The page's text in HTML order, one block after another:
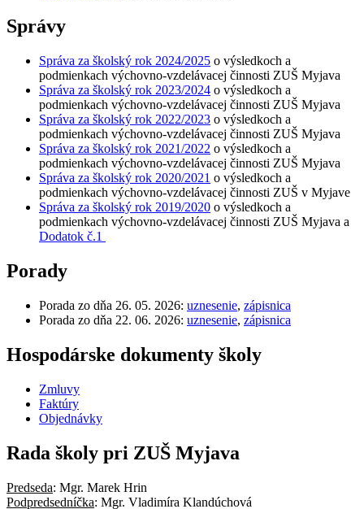
Správy
Správa za školský rok 2024/2025 o výsledkoch a
podmienkach výchovno-vzdelávacej činnosti ZUŠ Myjava
Správa za školský rok 2023/2024 o výsledkoch a
podmienkach výchovno-vzdelávacej činnosti ZUŠ Myjava
Správa za školský rok 2022/2023 o výsledkoch a
podmienkach výchovno-vzdelávacej činnosti ZUŠ Myjava
Správa za školský rok 2021/2022 o výsledkoch a
podmienkach výchovno-vzdelávacej činnosti ZUŠ Myjava
Správa za školský rok 2020/2021 o výsledkoch a
podmienkach výchovno-vzdelávacej činnosti ZUŠ v Myjave
Správa za školský rok 2019/2020 o výsledkoch a
podmienkach výchovno-vzdelávacej činnosti ZUŠ Myjava a
Dodatok č.1
Porady
Porada zo dňa 26. 05. 2026: uznesenie, zápisnica
Porada zo dňa 22. 06. 2026: uznesenie, zápisnica
Hospodárske dokumenty školy
Zmluvy
Faktúry
Objednávky
Rada školy pri ZUŠ Myjava
Predseda: Mgr. Marek Hrin
Podpredsedníčka: Mgr. Vladimíra Klandúchová